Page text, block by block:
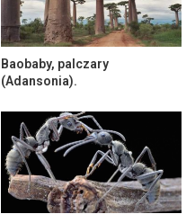
Baobaby, palczary
(Adansonia).